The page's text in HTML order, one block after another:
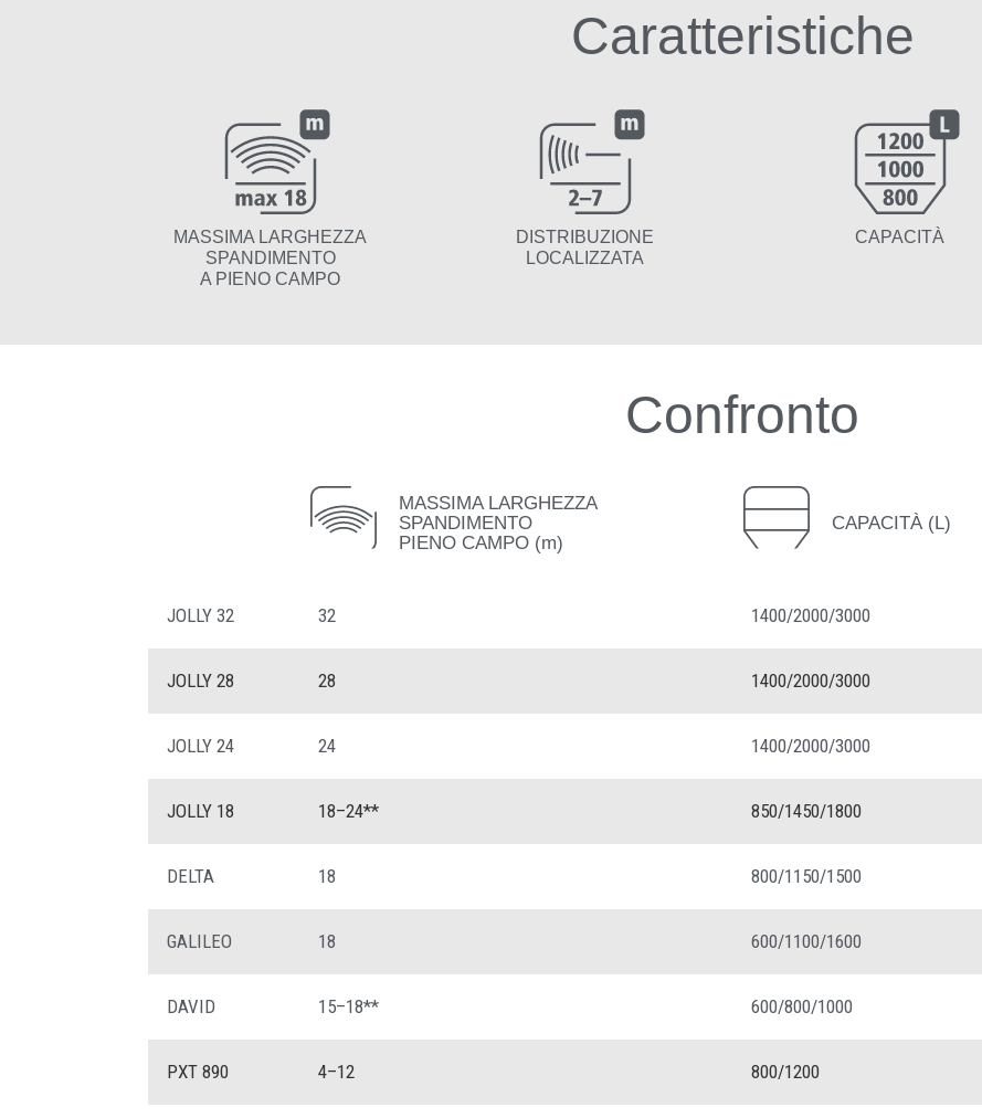
Caratteristiche
MASSIMA LARGHEZZA
SPANDIMENTO
A PIENO CAMPO
DISTRIBUZIONE
LOCALIZZATA
CAPACITÀ
Confronto
MASSIMA LARGHEZZA
SPANDIMENTO
PIENO CAMPO (m)
CAPACITÀ (L)
JOLLY 32 32 1400/2000/3000
JOLLY 28 28 1400/2000/3000
JOLLY 24 24 1400/2000/3000
JOLLY 18 18–24** 850/1450/1800
DELTA 18 800/1150/1500
GALILEO 18 600/1100/1600
DAVID 15–18** 600/800/1000
PXT 890 4–12 800/1200